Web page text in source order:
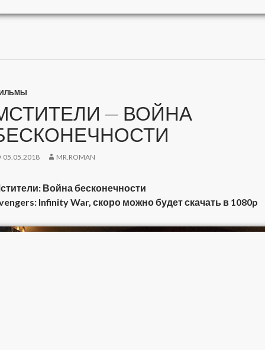
— ВОЙНА
05.05.2018 MR.ROMAN
Война бесконечности
Infinity War, скоро можно будет скачать в 1080p